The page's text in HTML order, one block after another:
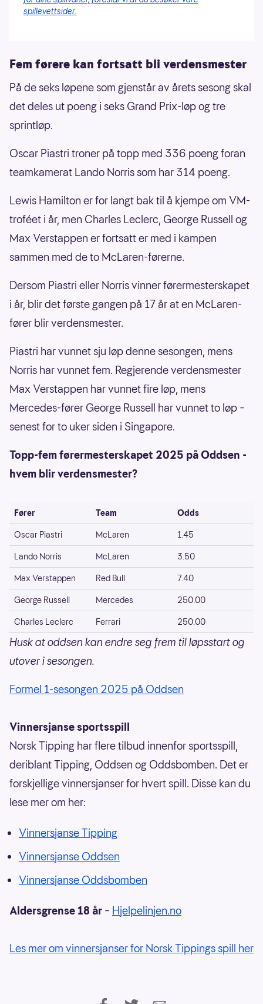
spillevettsider.
Fem førere kan fortsatt bli verdensmester
På de seks løpene som gjenstår av årets sesong skal
det deles ut poeng i seks Grand Prix-løp og tre
sprintløp.
Oscar Piastri troner på topp med 336 poeng foran
teamkamerat Lando Norris som har 314 poeng.
Lewis Hamilton er for langt bak til å kjempe om VM-
troféet i år, men Charles Leclerc, George Russell og
Max Verstappen er fortsatt er med i kampen
sammen med de to McLaren-førerne.
Dersom Piastri eller Norris vinner førermesterskapet
i år, blir det første gangen på 17 år at en McLaren-
fører blir verdensmester.
Piastri har vunnet sju løp denne sesongen, mens
Norris har vunnet fem. Regjerende verdensmester
Max Verstappen har vunnet fire løp, mens
Mercedes-fører George Russell har vunnet to løp –
senest for to uker siden i Singapore.
Topp-fem førermesterskapet 2025 på Oddsen -
hvem blir verdensmester?
Fører Team
Odds
Oscar Piastri
McLaren
1.45
Lando Norris
McLaren
3.50
Max Verstappen
Red Bull
7.40
George Russell
Mercedes
250.00
Charles Leclerc
Ferrari 250.00
Husk at oddsen kan endre seg frem til løpsstart og
utover i sesongen.
Formel 1-sesongen 2025 på Oddsen
Vinnersjanse sportsspill
Norsk Tipping har flere tilbud innenfor sportsspill,
deriblant Tipping, Oddsen og Oddsbomben. Det er
forskjellige vinnersjanser for hvert spill. Disse kan du
lese mer om her:
Vinnersjanse Tipping
Vinnersjanse Oddsen
Vinnersjanse Oddsbomben
Aldersgrense 18 år – Hjelpelinjen.no
Les mer om vinnersjanser for Norsk Tippings spill her